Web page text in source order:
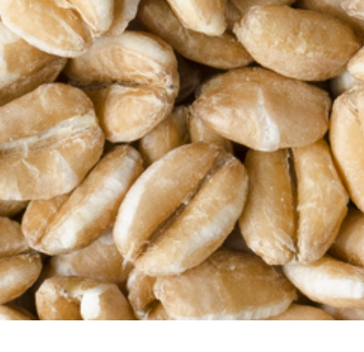
Ingrédients de panification
Grains soufflés & Ingrédients toastés
Ingrédients Feed & Petfood